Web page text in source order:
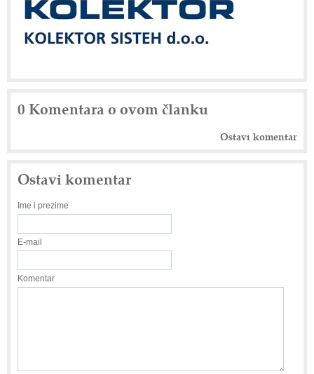
0 Komentara o ovom članku
Ostavi komentar
Ostavi komentar
Ime i prezime
E-mail
Komentar